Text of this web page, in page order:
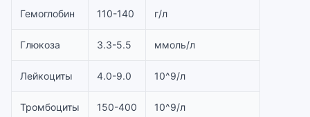
Гемоглобин 110-140 г/л
Глюкоза 3.3-5.5 ммоль/л
Лейкоциты 4.0-9.0 10^9/л
Тромбоциты 150-400 10^9/л